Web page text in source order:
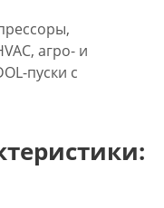
агро- и
пуски с